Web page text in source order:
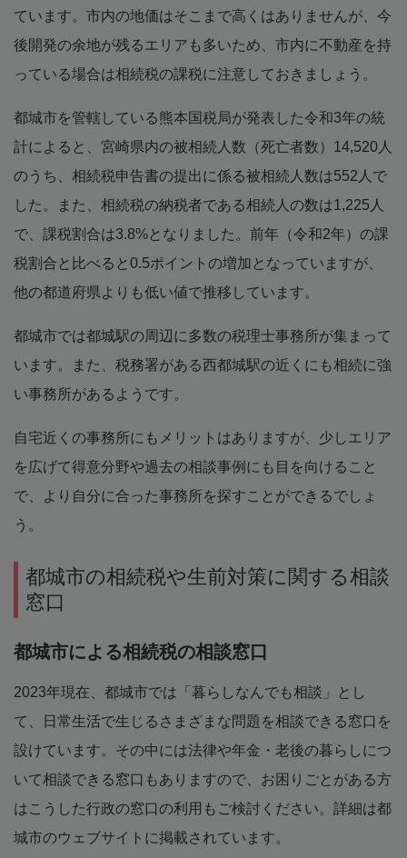
ています。市内の地価はそこまで高くはありませんが、今
後開発の余地が残るエリアも多いため、市内に不動産を持
っている場合は相続税の課税に注意しておきましょう。
都城市を管轄している熊本国税局が発表した令和3年の統
計によると、宮崎県内の被相続人数（死亡者数）14,520人
のうち、相続税申告書の提出に係る被相続人数は552人で
した。また、相続税の納税者である相続人の数は1,225人
で、課税割合は3.8%となりました。前年（令和2年）の課
税割合と比べると0.5ポイントの増加となっていますが、
他の都道府県よりも低い値で推移しています。
都城市では都城駅の周辺に多数の税理士事務所が集まって
います。また、税務署がある西都城駅の近くにも相続に強
い事務所があるようです。
自宅近くの事務所にもメリットはありますが、少しエリア
を広げて得意分野や過去の相談事例にも目を向けること
で、より自分に合った事務所を探すことができるでしょ
う。
都城市の相続税や生前対策に関する相談
窓口
都城市による相続税の相談窓口
2023年現在、都城市では「暮らしなんでも相談」とし
て、日常生活で生じるさまざまな問題を相談できる窓口を
設けています。その中には法律や年金・老後の暮らしにつ
いて相談できる窓口もありますので、お困りごとがある方
はこうした行政の窓口の利用もご検討ください。詳細は都
城市のウェブサイトに掲載されています。